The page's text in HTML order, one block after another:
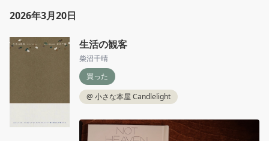
2026年3月20日
生活の観客
柴沼千晴
買った
@ 小さな本屋 Candlelight